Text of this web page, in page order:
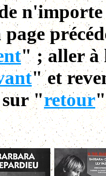
n'importe
" ; aller à
" et
"retour"